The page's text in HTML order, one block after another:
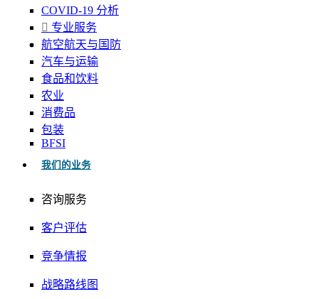
COVID-19 分析
专业服务
航空航天与国防
汽车与运输
食品和饮料
农业
消费品
包装
BFSI
我们的业务
咨询服务
客户评估
竞争情报
战略路线图